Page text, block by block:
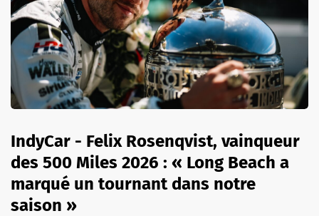
IndyCar - Felix Rosenqvist, vainqueur
des 500 Miles 2026 : « Long Beach a
marqué un tournant dans notre
saison »